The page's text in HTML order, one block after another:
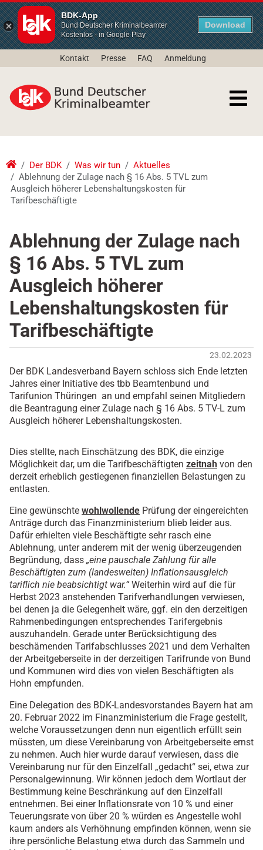
BDK-App
Bund Deutscher Kriminalbeamter
Kostenlos - in Google Play
Download
Kontakt Presse FAQ Anmeldung
Der BDK Was wir tun
Aktuelles
Ablehnung der Zulage nach § 16 Abs. 5 TVL zum
Ausgleich höherer Lebenshaltungskosten für
Tarifbeschäftigte
Ablehnung der Zulage nach
§ 16 Abs. 5 TVL zum
Ausgleich höherer
Lebenshaltungskosten für
Tarifbeschäftigte
23.02.2023
Der BDK Landesverband Bayern schloss sich Ende letzten
Jahres einer Initiative des tbb Beamtenbund und
Tarifunion Thüringen an und empfahl seinen Mitgliedern
die Beantragung einer Zulage nach § 16 Abs. 5 TV-L zum
Ausgleich höherer Lebenshaltungskosten.
Dies stellte, nach Einschätzung des BDK, die einzige
Möglichkeit dar, um die Tarifbeschäftigten zeitnah von den
derzeit erheblich gestiegenen finanziellen Belastungen zu
entlasten.
Eine gewünschte wohlwollende Prüfung der eingereichten
Anträge durch das Finanzministerium blieb leider aus.
Dafür erhielten viele Beschäftigte sehr rasch eine
Ablehnung, unter anderem mit der wenig überzeugenden
Begründung, dass „eine pauschale Zahlung für alle
Beschäftigten zum (landesweiten) Inflationsausgleich
tariflich nie beabsichtigt war.“Weiterhin wird auf die für
Herbst 2023 anstehenden Tarifverhandlungen verwiesen,
bei denen ja die Gelegenheit wäre, ggf. ein den derzeitigen
Rahmenbedingungen entsprechendes Tarifergebnis
auszuhandeln. Gerade unter Berücksichtigung des
beschämenden Tarifabschlusses 2021 und dem Verhalten
der Arbeitgeberseite in der derzeitigen Tarifrunde von Bund
und Kommunen wird dies von vielen Beschäftigten als
Hohn empfunden.
Eine Delegation des BDK-Landesvorstandes Bayern hat am
20. Februar 2022 im Finanzministerium die Frage gestellt,
welche Voraussetzungen denn nun eigentlich erfüllt sein
müssten, um diese Vereinbarung von Arbeitgeberseite ernst
zu nehmen. Auch hier wurde darauf verwiesen, dass die
Vereinbarung nur für den Einzelfall „gedacht“ sei, etwa zur
Personalgewinnung. Wir können jedoch dem Wortlaut der
Bestimmung keine Beschränkung auf den Einzelfall
entnehmen. Bei einer Inflationsrate von 10 % und einer
Teuerungsrate von über 20 % würden es Angestelle wohl
kaum anders als Verhöhnung empfinden können, wenn sie
ihre persönliche Belastung etwa durch das Sammeln und